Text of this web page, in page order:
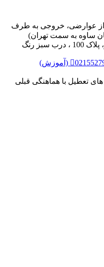
خروجی به طرف
به سمت تهران)
